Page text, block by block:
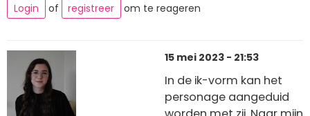
Login of registreer om te reageren
15 mei 2023 - 21:53
In de ik-vorm kan het
personage aangeduid